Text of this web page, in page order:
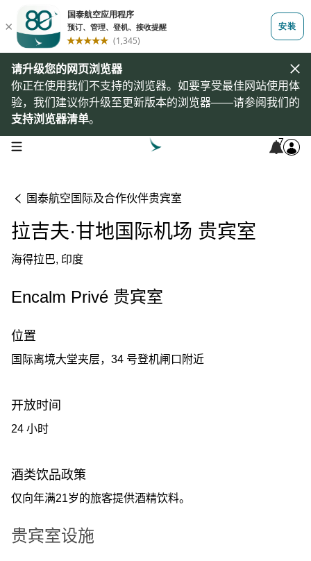
请升级您的网页浏览器
你正在使用我们不支持的浏览器。如要享受最佳网站使用体
验，我们建议你升级至更新版本的浏览器——请参阅我们的
支持浏览器清单。
open navigation menu 7
国泰航空国际及合作伙伴贵宾室
拉吉夫·甘地国际机场 贵宾室
海得拉巴, 印度
Encalm Privé 贵宾室
位置
国际离境大堂夹层，34 号登机闸口附近
开放时间
24 小时
酒类饮品政策
仅向年满21岁的旅客提供酒精饮料。
贵宾室设施